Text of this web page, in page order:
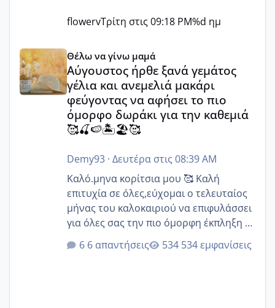
flowervΤρίτη στις 09:18 PM%d ημ
Αύγουστος ήρθε ξανά γεμάτος γέλια και ανεμελιά
Θέλω να γίνω μαμά
Αύγουστος ήρθε ξανά γεμάτος
γέλια και ανεμελιά μακάρι
φεύγοντας να αφήσει το πιο
όμορφο δωράκι για την καθεμιά
🥰🍒🍉🏝️🏖️🥰
Demy93· Δευτέρα στις 08:39 AM
Καλό.μηνα κορίτσια μου 🥰 Καλή
επιτυχία σε όλες,εύχομαι ο τελευταίος
μήνας του καλοκαιριού να επιφυλάσσει
για όλες σας την πιο όμορφη έκπληξη 🧿
@Elk @Melikara86 @Παρασκευαιδου
@Zenia z @melitiniღ @Christi.D.
6 απαντήσεις 534 εμφανίσεις